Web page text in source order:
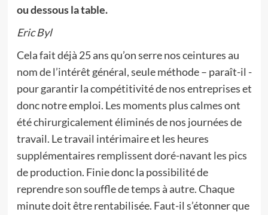
ou dessous la table.
Eric Byl
Cela fait déjà 25 ans qu’on serre nos ceintures au
nom de l’intérêt général, seule méthode – paraît-il -
pour garantir la compétitivité de nos entreprises et
donc notre emploi. Les moments plus calmes ont
été chirurgicalement éliminés de nos journées de
travail. Le travail intérimaire et les heures
supplémentaires remplissent doré-navant les pics
de production. Finie donc la possibilité de
reprendre son souffle de temps à autre. Chaque
minute doit être rentabilisée. Faut-il s’étonner que